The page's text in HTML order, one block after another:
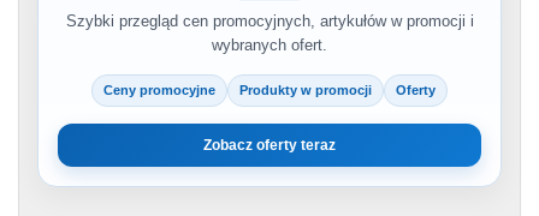
Szybki przegląd cen promocyjnych, artykułów w promocji i
wybranych ofert.
Ceny promocyjne Produkty w promocji Oferty
Zobacz oferty teraz